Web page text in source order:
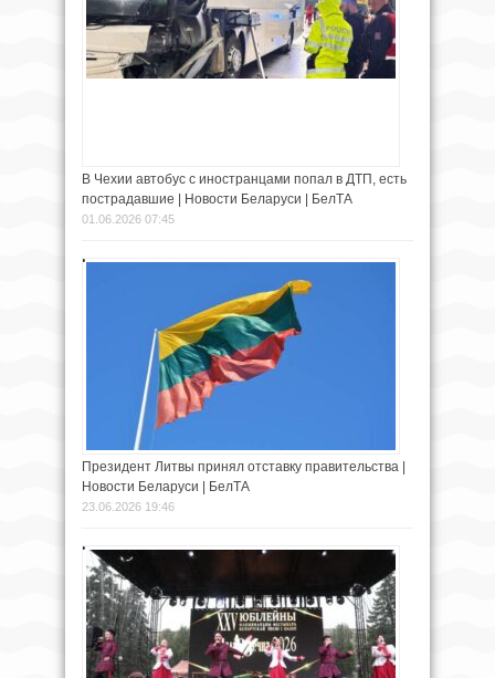
В Чехии автобус с иностранцами попал в ДТП, есть
пострадавшие | Новости Беларуси | БелТА
01.06.2026 07:45
Президент Литвы принял отставку правительства |
Новости Беларуси | БелТА
23.06.2026 19:46